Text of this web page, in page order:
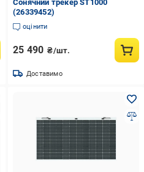
Сонячний трекер ST1000
(26339452)
оцінити
25 490 ₴/шт.
Доставимо